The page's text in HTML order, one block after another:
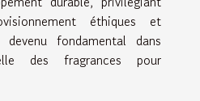
éthiques et
fondamental dans
des fragrances pour